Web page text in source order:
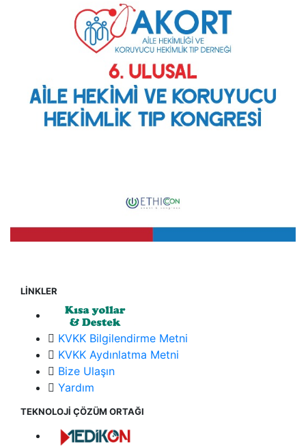
LİNKLER
KVKK Bilgilendirme Metni
KVKK Aydınlatma Metni
Bize Ulaşın
Yardım
TEKNOLOJİ ÇÖZÜM ORTAĞI